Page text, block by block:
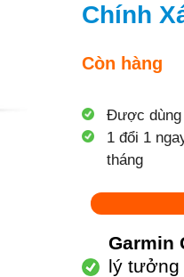
Chính
Còn hàng
Được dùng
1 đổi 1
tháng
Garmin
lý tưởng